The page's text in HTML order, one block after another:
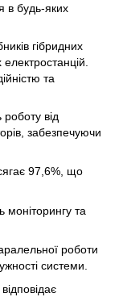
в будь-яких
гібридних
та
від
забезпечуючи
97,6%, що
моніторингу та
роботи
системи.